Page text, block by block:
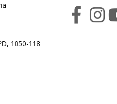
1050-118